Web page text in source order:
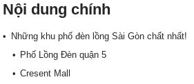
Nội dung chính
Những khu phố đèn lồng Sài Gòn chất nhất!
Phố Lồng Đèn quận 5
Cresent Mall